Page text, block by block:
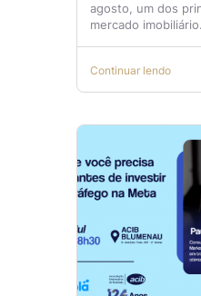
agosto, um dos
mercado
Continuar lendo